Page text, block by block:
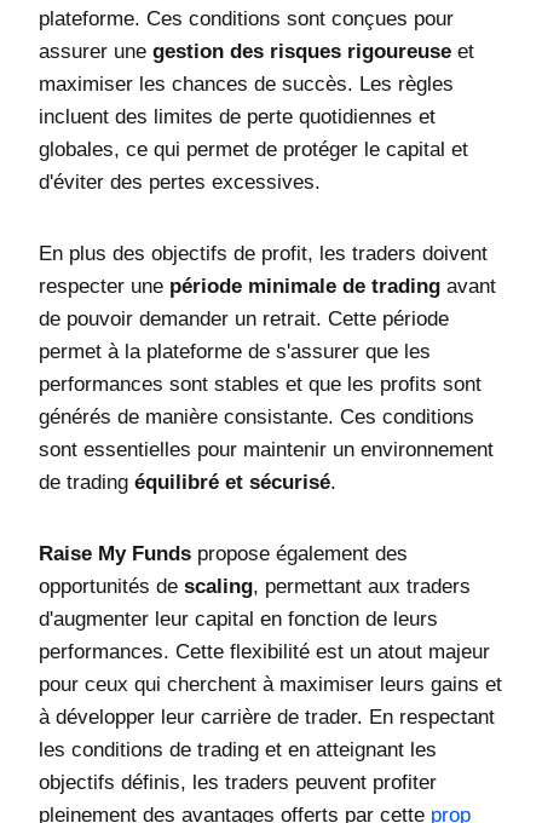
plateforme. Ces conditions sont conçues pour
assurer une gestion des risques rigoureuse et
maximiser les chances de succès. Les règles
incluent des limites de perte quotidiennes et
globales, ce qui permet de protéger le capital et
d'éviter des pertes excessives.
En plus des objectifs de profit, les traders doivent
respecter une période minimale de trading avant
de pouvoir demander un retrait. Cette période
permet à la plateforme de s'assurer que les
performances sont stables et que les profits sont
générés de manière consistante. Ces conditions
sont essentielles pour maintenir un environnement
de trading équilibré et sécurisé.
Raise My Funds propose également des
opportunités de scaling, permettant aux traders
d'augmenter leur capital en fonction de leurs
performances. Cette flexibilité est un atout majeur
pour ceux qui cherchent à maximiser leurs gains et
à développer leur carrière de trader. En respectant
les conditions de trading et en atteignant les
objectifs définis, les traders peuvent profiter
pleinement des avantages offerts par cette prop